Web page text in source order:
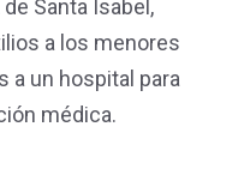
Santa Isabel,
a los menores
a un hospital para
médica.